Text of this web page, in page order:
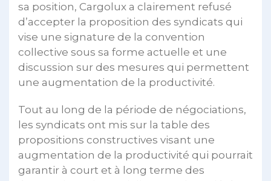
sa position, Cargolux a clairement refusé
d’accepter la proposition des syndicats qui
vise une signature de la convention
collective sous sa forme actuelle et une
discussion sur des mesures qui permettent
une augmentation de la productivité.
Tout au long de la période de négociations,
les syndicats ont mis sur la table des
propositions constructives visant une
augmentation de la productivité qui pourrait
garantir à court et à long terme des